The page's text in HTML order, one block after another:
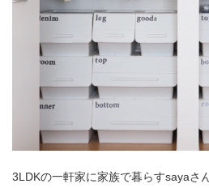
3LDKの一軒家に家族で暮らすsayaさ